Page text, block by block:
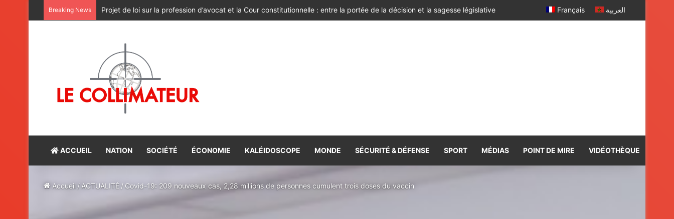
Breaking News Le bûcher et le palimpseste Français العربية
ACCUEIL NATION SOCIÉTÉ ÉCONOMIE KALÉIDOSCOPE MONDE SÉCURITÉ & DÉFENSE SPORT MÉDIAS POINT DE MIRE VIDÉOTHÈQUE
Accueil / ACTUALITÉ /Covid-19: 209 nouveaux cas, 2,28 millions de personnes cumulent trois doses du vaccin